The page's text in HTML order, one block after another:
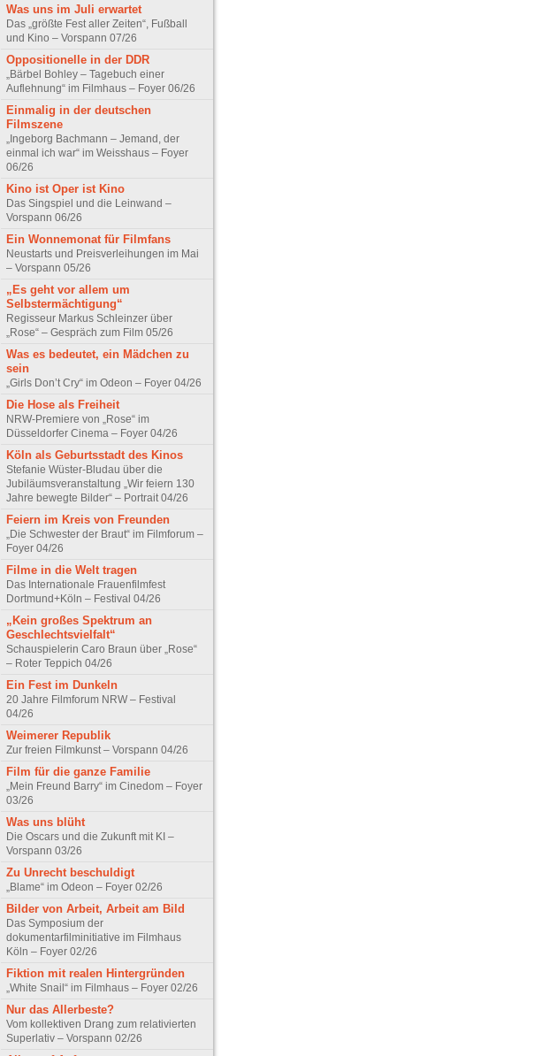
Was uns im Juli erwartet
Das „größte Fest aller Zeiten“, Fußball
und Kino – Vorspann 07/26
Oppositionelle in der DDR
„Bärbel Bohley – Tagebuch einer
Auflehnung“ im Filmhaus – Foyer 06/26
Einmalig in der deutschen
Filmszene
„Ingeborg Bachmann – Jemand, der
einmal ich war“ im Weisshaus – Foyer
06/26
Kino ist Oper ist Kino
Das Singspiel und die Leinwand –
Vorspann 06/26
Ein Wonnemonat für Filmfans
Neustarts und Preisverleihungen im Mai
– Vorspann 05/26
„Es geht vor allem um
Selbstermächtigung“
Regisseur Markus Schleinzer über
„Rose“ – Gespräch zum Film 05/26
Was es bedeutet, ein Mädchen zu
sein
„Girls Don’t Cry“ im Odeon – Foyer 04/26
Die Hose als Freiheit
NRW-Premiere von „Rose“ im
Düsseldorfer Cinema – Foyer 04/26
Köln als Geburtsstadt des Kinos
Stefanie Wüster-Bludau über die
Jubiläumsveranstaltung „Wir feiern 130
Jahre bewegte Bilder“ – Portrait 04/26
Feiern im Kreis von Freunden
„Die Schwester der Braut“ im Filmforum –
Foyer 04/26
Filme in die Welt tragen
Das Internationale Frauenfilmfest
Dortmund+Köln – Festival 04/26
„Kein großes Spektrum an
Geschlechtsvielfalt“
Schauspielerin Caro Braun über „Rose“
– Roter Teppich 04/26
Ein Fest im Dunkeln
20 Jahre Filmforum NRW – Festival
04/26
Weimerer Republik
Zur freien Filmkunst – Vorspann 04/26
Film für die ganze Familie
„Mein Freund Barry“ im Cinedom – Foyer
03/26
Was uns blüht
Die Oscars und die Zukunft mit KI –
Vorspann 03/26
Zu Unrecht beschuldigt
„Blame“ im Odeon – Foyer 02/26
Bilder von Arbeit, Arbeit am Bild
Das Symposium der
dokumentarfilminitiative im Filmhaus
Köln – Foyer 02/26
Fiktion mit realen Hintergründen
„White Snail“ im Filmhaus – Foyer 02/26
Nur das Allerbeste?
Vom kollektiven Drang zum relativierten
Superlativ – Vorspann 02/26